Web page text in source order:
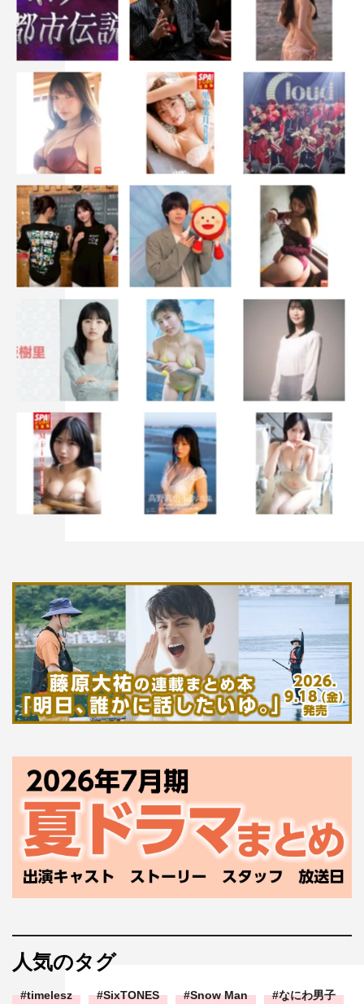
人気のタグ
timelesz SixTONES Snow Man なにわ男子